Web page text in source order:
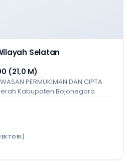
Selatan
(21,0 M)
PERMUKIMAN DAN CIPTA
Kabupaten Bojonegoro